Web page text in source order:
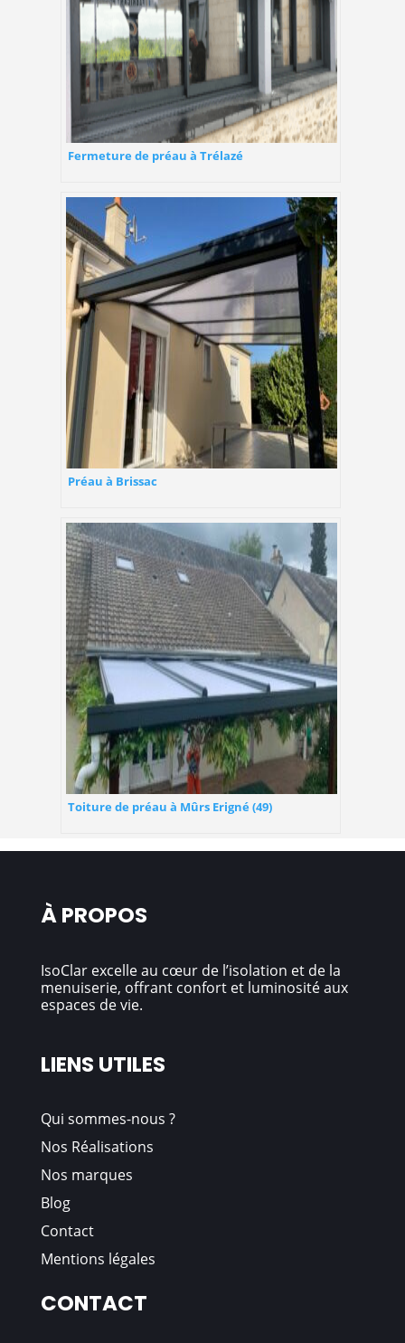
Fermeture de préau à Trélazé
Préau à Brissac
Toiture de préau à Mûrs Erigné (49)
À PROPOS
IsoClar excelle au cœur de l’isolation et de la
menuiserie, offrant confort et luminosité aux
espaces de vie.
LIENS UTILES
Qui sommes-nous ?
Nos Réalisations
Nos marques
Blog
Contact
Mentions légales
CONTACT